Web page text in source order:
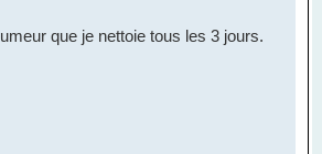
que je nettoie tous les 3 jours.